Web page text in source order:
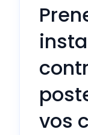
vos